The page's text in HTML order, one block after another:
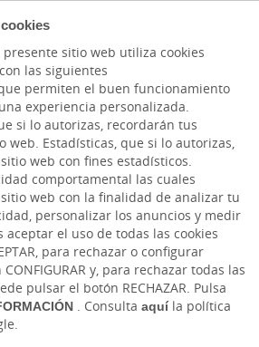
sitio web utiliza cookies
las siguientes
permiten el buen funcionamiento
experiencia personalizada.
si lo autorizas, recordarán tus
web. Estadísticas, que si lo autorizas,
web con fines estadísticos.
comportamental las cuales
web con la finalidad de analizar tu
personalizar los anuncios y medir
aceptar el uso de todas las cookies
para rechazar o configurar
y, para rechazar todas las
pulsar el botón RECHAZAR. Pulsa
. Consulta aquíla política
las
12:00